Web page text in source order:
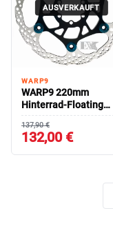
AUSVERKAUFT
WARP9
WARP9 220mm
Hinterrad-Floating
Bremsscheibe
TALARIA Sting 2.3mm
dick
137,90 €
132,00 €